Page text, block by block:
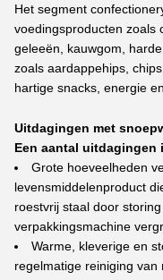
Het segment
voedingsproducten zoals
geleeën, kauwgom,
zoals aardappehips,
hartige snacks, energie
Uitdagingen met
Een aantal uitdagingen
Grote hoeveelheden
levensmiddelenproduct
roestvrij staal door
verpakkingsmachine
Warme, kleverige en
regelmatige reiniging